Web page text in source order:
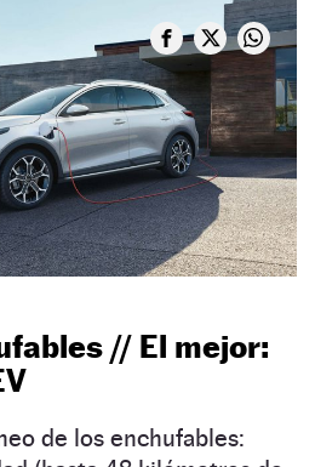
// El mejor:
de los enchufables: